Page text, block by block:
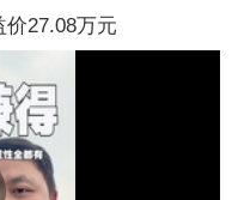
27.08万元